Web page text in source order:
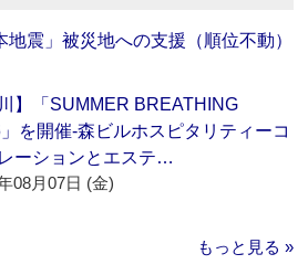
震」被災地への支援（順位不動）
川】「SUMMER BREATHING
を開催‐森ビルホスピタリティーコ
ーションとエステ…
08月07日 (金)
もっと見る »